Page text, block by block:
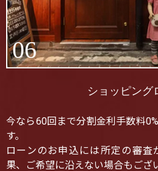
06
ショッピング
今なら60回まで分割金利手数料
す。
ローンのお申込には所定の審査
果、ご希望に沿えない場合もござ